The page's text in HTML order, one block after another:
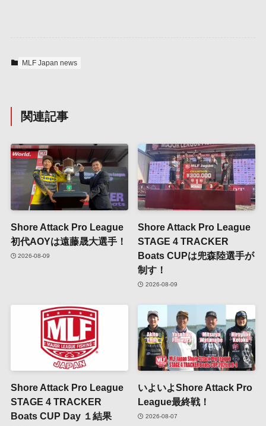
MLF Japan news
関連記事
Shore Attack Pro League
初代AOYは遠藤晟大選手！
2026-08-09
Shore Attack Pro League
STAGE 4 TRACKER
Boats CUPは兜森陸選手が
制す！
2026-08-09
Shore Attack Pro League
STAGE 4 TRACKER
Boats CUP Day １結果
いよいよShore Attack Pro
League最終戦！
2026-08-07